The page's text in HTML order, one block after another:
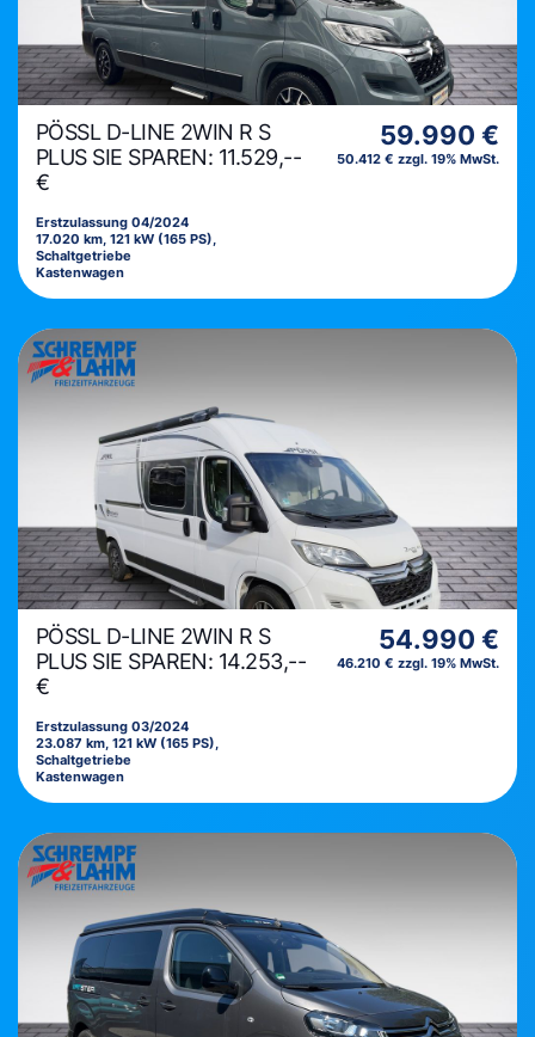
PÖSSL D-LINE 2WIN R S
PLUS SIE SPAREN: 11.529,--
€
Erstzulassung 04/2024
17.020 km, 121 kW (165 PS),
Schaltgetriebe
Kastenwagen
59.990 €
50.412 € zzgl. 19% MwSt.
PÖSSL D-LINE 2WIN R S
PLUS SIE SPAREN: 14.253,--
€
Erstzulassung 03/2024
23.087 km, 121 kW (165 PS),
Schaltgetriebe
Kastenwagen
54.990 €
46.210 € zzgl. 19% MwSt.